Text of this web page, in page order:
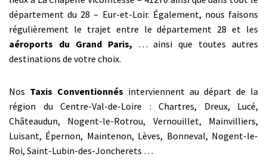
département du 28 – Eur-et-Loir. Également, nous faisons
régulièrement le trajet entre le département 28 et les
aéroports du Grand Paris, … ainsi que toutes autres
destinations de votre choix.
Nos Taxis Conventionnés interviennent au départ de la
région du Centre-Val-de-Loire : Chartres, Dreux, Lucé,
Châteaudun, Nogent-le-Rotrou, Vernouillet, Mainvilliers,
Luisant, Épernon, Maintenon, Lèves, Bonneval, Nogent-le-
Roi, Saint-Lubin-des-Joncherets …